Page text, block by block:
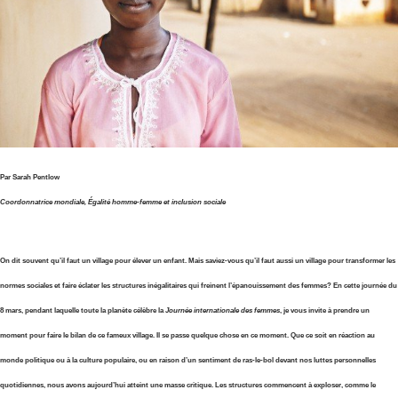
Par Sarah Pentlow
Coordonnatrice mondiale, Égalité homme-femme et inclusion sociale
On dit souvent qu’il faut un village pour élever un enfant. Mais saviez-vous qu’il faut aussi un village pour transformer les
normes sociales et faire éclater les structures inégalitaires qui freinent l’épanouissement des femmes? En cette journée du
8 mars, pendant laquelle toute la planète célèbre laJournée internationale des femmes, je vous invite à prendre un
moment pour faire le bilan de ce fameux village. Il se passe quelque chose en ce moment. Que ce soit en réaction au
monde politique ou à la culture populaire, ou en raison d’un sentiment de ras-le-bol devant nos luttes personnelles
quotidiennes, nous avons aujourd’hui atteint une masse critique. Les structures commencent à exploser, comme le